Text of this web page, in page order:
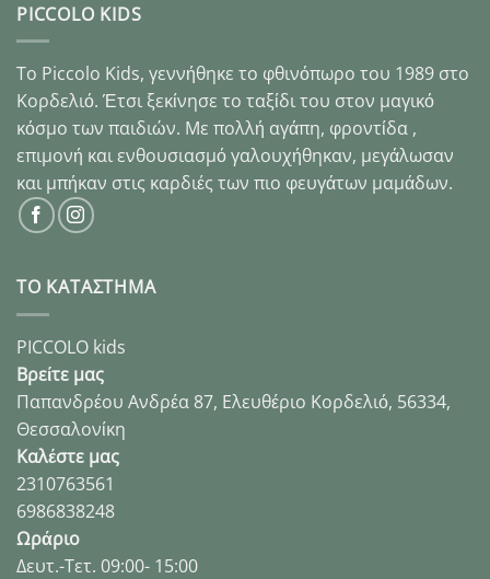
PICCOLO KIDS
Το Piccolo Kids, γεννήθηκε το φθινόπωρο του 1989 στo
Κορδελιό. Έτσι ξεκίνησε το ταξίδι του στον μαγικό
κόσμο των παιδιών. Με πολλή αγάπη, φροντίδα ,
επιμονή και ενθουσιασμό γαλουχήθηκαν, μεγάλωσαν
και μπήκαν στις καρδιές των πιο φευγάτων μαμάδων.
ΤΟ ΚΑΤΑΣΤΗΜΑ
PICCOLO kids
Βρείτε μας
Παπανδρέου Ανδρέα 87, Ελευθέριο Κορδελιό, 56334,
Θεσσαλονίκη
Καλέστε μας
2310763561
6986838248
Ωράριο
Δευτ.-Τετ. 09:00- 15:00